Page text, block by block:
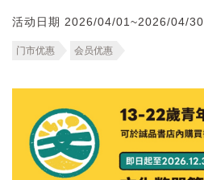
活动日期 2026/04/01~2026/04/30
门市优惠 会员优惠